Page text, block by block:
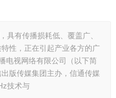
具有传播损耗低、覆盖广、
性，正在引起产业各方的广
电视网络有限公司（以下简
版传媒集团主办，信通传媒
技术与